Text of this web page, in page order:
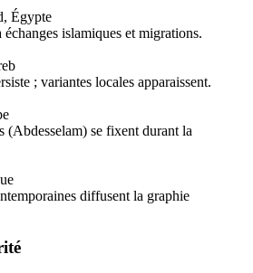
Égypte
islamiques et migrations.
; variantes locales apparaissent.
(Abdesselam) se fixent durant la
diffusent la graphie